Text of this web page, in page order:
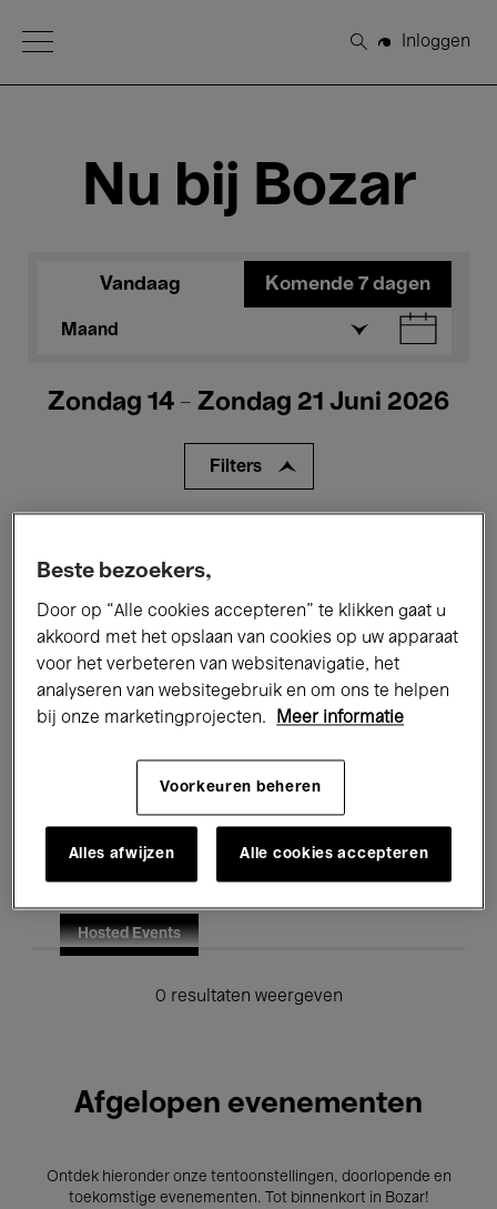
Open Menu
Zoeken
Inloggen
Nu bij Bozar
Vandaag Komende 7 dagen
Maand
Zondag 14 - Zondag 21 Juni 2026
Filters
Performances Lezingen & Debatten
Jazz Klassieke Muziek Global Music
Voor iedereen Kids’ Palace
Onderwijs Rondleidingen
Hosted Events
0 resultaten weergeven
Afgelopen evenementen
Ontdek hieronder onze tentoonstellingen, doorlopende en
toekomstige evenementen. Tot binnenkort in Bozar!
Beste bezoekers,
Door op “Alle cookies accepteren” te klikken gaat u
akkoord met het opslaan van cookies op uw apparaat
voor het verbeteren van websitenavigatie, het
analyseren van websitegebruik en om ons te helpen
bij onze marketingprojecten.
Meer informatie
Voorkeuren beheren
Alles afwijzen Alle cookies accepteren